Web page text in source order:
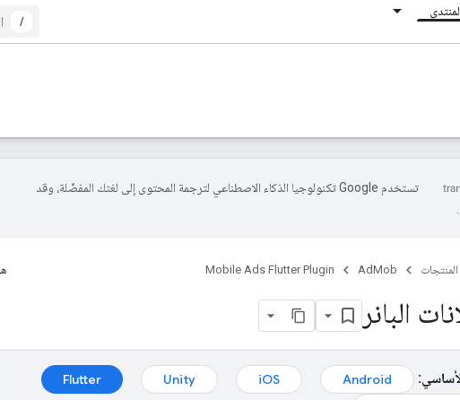
/
تستخدم Google تكنولوجيا الذكاء الاصطناعي لترجمة المحتوى إلى لغتك المفضّلة، وقد
المنتجات AdMob
Mobile Ads Flutter Plugin
البانر
Android‏
iOS‏
Unity‏
Flutter‏